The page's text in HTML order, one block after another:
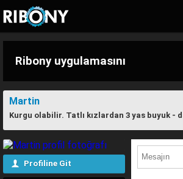
Ribony uygulamasını
telefonunuza indirdiniz
mi? İndirmek için:
Martin
Kurgu olabilir. Tatlı kızlardan 3 yas buyuk -
Profiline Git